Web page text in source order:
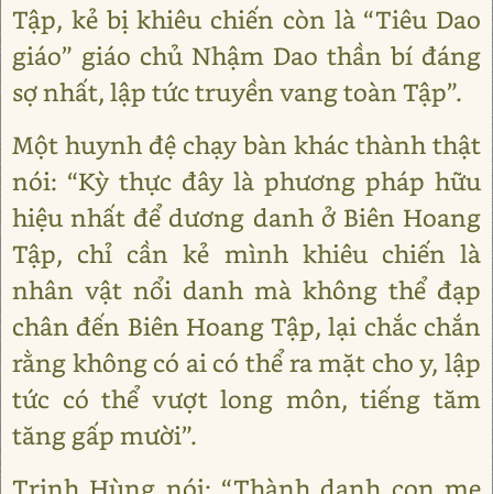
Tập, kẻ bị khiêu chiến còn là “Tiêu Dao
giáo” giáo chủ Nhậm Dao thần bí đáng
sợ nhất, lập tức truyền vang toàn Tập”.
Một huynh đệ chạy bàn khác thành thật
nói: “Kỳ thực đây là phương pháp hữu
hiệu nhất để dương danh ở Biên Hoang
Tập, chỉ cần kẻ mình khiêu chiến là
nhân vật nổi danh mà không thể đạp
chân đến Biên Hoang Tập, lại chắc chắn
rằng không có ai có thể ra mặt cho y, lập
tức có thể vượt long môn, tiếng tăm
tăng gấp mười”.